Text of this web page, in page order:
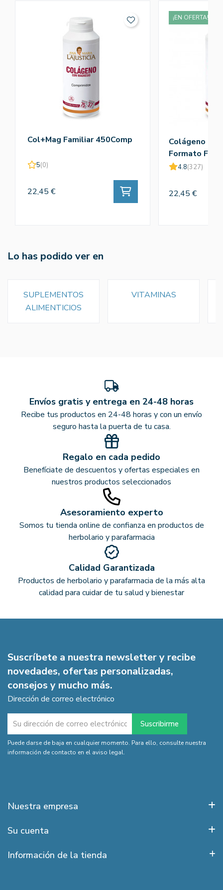
Col+Mag Familiar 450Comp
5(0)
22,45 €
Colágeno +
Formato
Ana Mª
4.8(327)
22,45 €
¡EN OFERTA!
Lo has podido ver en
SUPLEMENTOS
ALIMENTICIOS
VITAMINAS
Envíos gratis y entrega en 24-48 horas
Recibe tus productos en 24-48 horas y con un envío
seguro hasta la puerta de tu casa.
Regalo en cada pedido
Benefíciate de descuentos y ofertas especiales en
nuestros productos seleccionados
Asesoramiento experto
Somos tu tienda online de confianza en productos de
herbolario y parafarmacia
Calidad Garantizada
Productos de herbolario y parafarmacia de la más alta
calidad para cuidar de tu salud y bienestar
Suscríbete a nuestra newsletter y recibe
novedades, ofertas personalizadas,
consejos y mucho más.
Dirección de correo electrónico
Puede darse de baja en cualquier momento. Para ello, consulte nuestra
información de contacto en el aviso legal.
Nuestra empresa
Su cuenta
Información de la tienda